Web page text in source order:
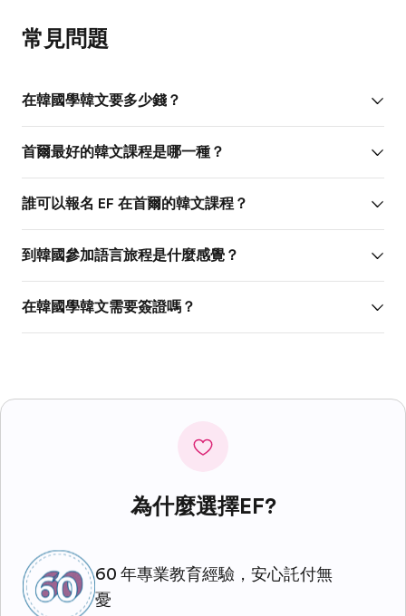
常見問題
在韓國學韓文要多少錢？
首爾最好的韓文課程是哪一種？
誰可以報名 EF 在首爾的韓文課程？
到韓國參加語言旅程是什麼感覺？
在韓國學韓文需要簽證嗎？
為什麼選擇EF?
60 年專業教育經驗，安心託付無
憂